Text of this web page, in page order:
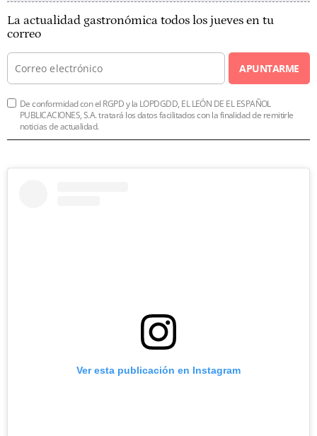
La actualidad gastronómica todos los jueves en tu
correo
APUNTARME
De conformidad con el RGPD y la LOPDGDD, EL LEÓN DE EL ESPAÑOL
PUBLICACIONES, S.A. tratará los datos facilitados con la finalidad de remitirle
noticias de actualidad.
Ver esta publicación en Instagram